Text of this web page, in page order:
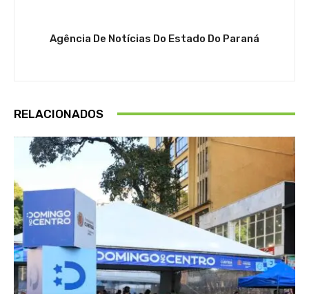
Agência De Notícias Do Estado Do Paraná
RELACIONADOS